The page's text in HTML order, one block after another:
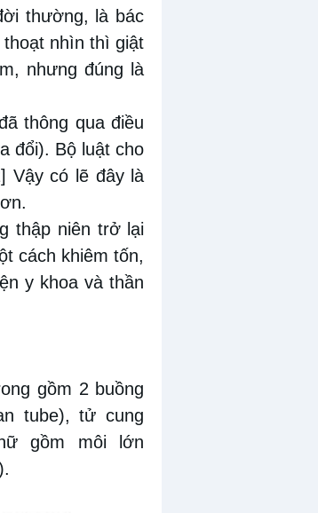
thường, là bác
nhìn thì giật
nhưng đúng là
thông qua điều
đổi). Bộ luật cho
Vậy có lẽ đây là
thập niên trở lại
cách khiêm tốn,
y khoa và thần
gồm 2 buồng
tube), tử cung
gồm môi lớn